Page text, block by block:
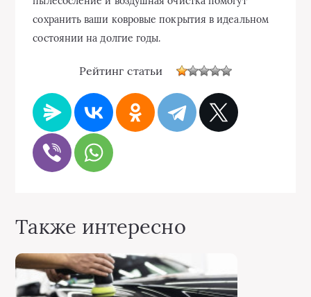
сохранить ваши ковровые покрытия в идеальном
состоянии на долгие годы.
Рейтинг статьи
Также интересно